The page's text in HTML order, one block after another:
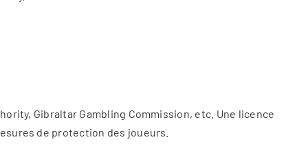
Gibraltar Gambling Commission, etc. Une licence
de protection des joueurs.